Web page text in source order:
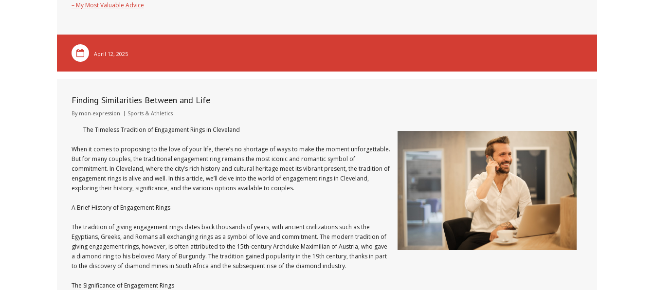
– My Most Valuable Advice
April 12, 2025
Finding Similarities Between and Life
By mon-expression Sports & Athletics
The Timeless Tradition of Engagement Rings in Cleveland
When it comes to proposing to the love of your life, there’s no shortage of ways to make the moment unforgettable.
But for many couples, the traditional engagement ring remains the most iconic and romantic symbol of
commitment. In Cleveland, where the city’s rich history and cultural heritage meet its vibrant present, the tradition of
engagement rings is alive and well. In this article, we’ll delve into the world of engagement rings in Cleveland,
exploring their history, significance, and the various options available to couples.
A Brief History of Engagement Rings
The tradition of giving engagement rings dates back thousands of years, with ancient civilizations such as the
Egyptians, Greeks, and Romans all exchanging rings as a symbol of love and commitment. The modern tradition of
giving engagement rings, however, is often attributed to the 15th-century Archduke Maximilian of Austria, who gave
a diamond ring to his beloved Mary of Burgundy. The tradition gained popularity in the 19th century, thanks in part
to the discovery of diamond mines in South Africa and the subsequent rise of the diamond industry.
The Significance of Engagement Rings